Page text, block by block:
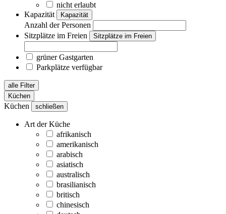
nicht erlaubt
Kapazität
Kapazität
Anzahl der Personen
Sitzplätze im Freien
Sitzplätze im Freien
grüner Gastgarten
Parkplätze verfügbar
alle Filter
Küchen
Küchen schließen
Art der Küche
afrikanisch
amerikanisch
arabisch
asiatisch
australisch
brasilianisch
britisch
chinesisch